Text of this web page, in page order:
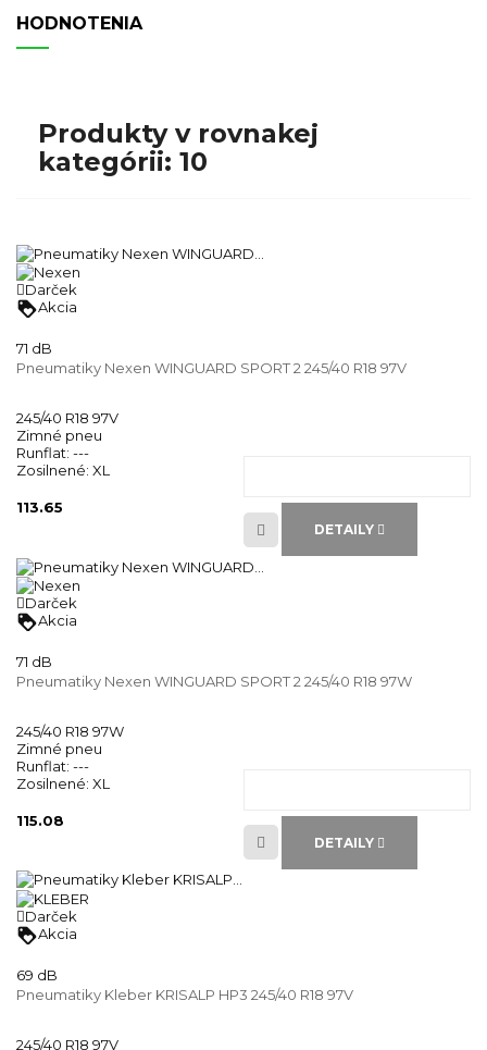
HODNOTENIA
Produkty v rovnakej
kategórii: 10
Darček
loyaltyAkcia
71 dB
Pneumatiky Nexen WINGUARD SPORT 2 245/40 R18 97V
245/40 R18 97V
Zimné pneu
Runflat: ---
Zosilnené: XL
113.65
DETAILY
Darček
loyaltyAkcia
71 dB
Pneumatiky Nexen WINGUARD SPORT 2 245/40 R18 97W
245/40 R18 97W
Zimné pneu
Runflat: ---
Zosilnené: XL
115.08
DETAILY
Darček
loyaltyAkcia
69 dB
Pneumatiky Kleber KRISALP HP3 245/40 R18 97V
245/40 R18 97V